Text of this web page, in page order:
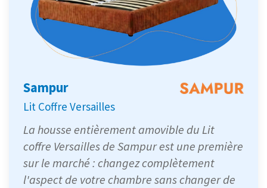
Sampur
Lit Coffre Versailles
La housse entièrement amovible du Lit
coffre Versailles de Sampur est une première
sur le marché : changez complètement
l'aspect de votre chambre sans changer de